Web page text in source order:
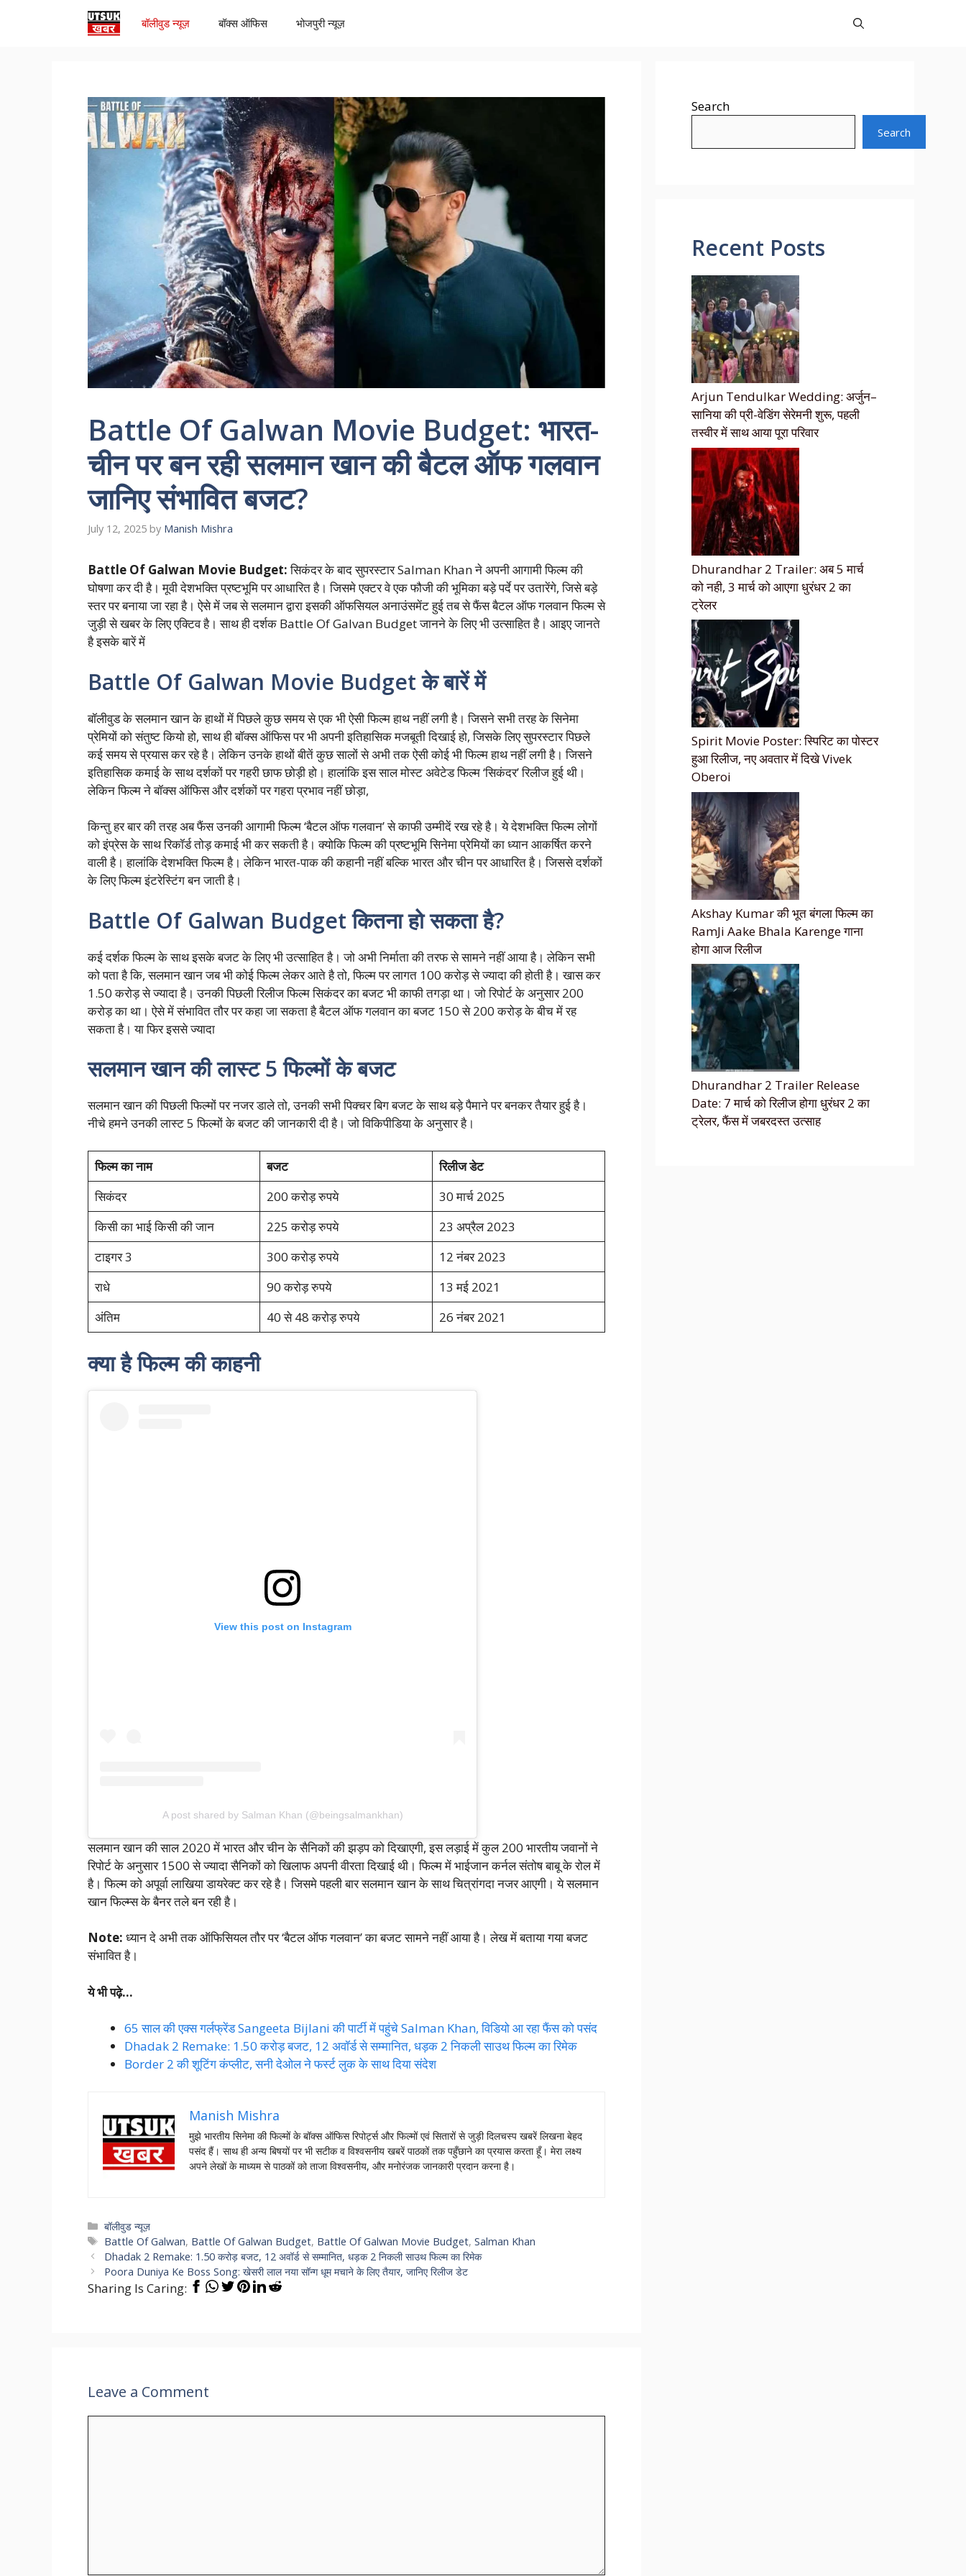
बॉलीवुड न्यूज़ बॉक्स ऑफिस भोजपुरी न्यूज़
Battle Of Galwan Movie Budget: भारत-
चीन पर बन रही सलमान खान की बैटल ऑफ गलवान
जानिए संभावित बजट?
July 12, 2025 by Manish Mishra
Battle Of Galwan Movie Budget:सिकंदर के बाद सुपरस्टार Salman Khan ने अपनी आगामी फिल्म की
घोषणा कर दी है। मूवी देशभक्ति प्रष्टभूमि पर आधारित है। जिसमे एक्टर वे एक फौजी की भूमिका बड़े पर्दे पर उतारेंगे, जिसे बड़े
स्तर पर बनाया जा रहा है। ऐसे में जब से सलमान द्वारा इसकी ऑफसियल अनाउंसमेंट हुई तब से फैंस बैटल ऑफ गलवान फिल्म से
जुड़ी से खबर के लिए एक्टिव है। साथ ही दर्शक Battle Of Galvan Budget जानने के लिए भी उत्साहित है। आइए जानते
है इसके बारें में
Battle Of Galwan Movie Budget के बारें में
बॉलीवुड के सलमान खान के हाथों में पिछले कुछ समय से एक भी ऐसी फिल्म हाथ नहीं लगी है। जिसने सभी तरह के सिनेमा
प्रेमियों को संतुष्ट कियो हो, साथ ही बॉक्स ऑफिस पर भी अपनी इतिहासिक मजबूती दिखाई हो, जिसके लिए सुपरस्टार पिछले
कई समय से प्रयास कर रहे है। लेकिन उनके हाथों बीतें कुछ सालों से अभी तक ऐसी कोई भी फिल्म हाथ नहीं लगी है। जिसने
इतिहासिक कमाई के साथ दर्शकों पर गहरी छाफ छोड़ी हो। हालांकि इस साल मोस्ट अवेटेड फिल्म ‘सिकंदर’ रिलीज हुई थी।
लेकिन फिल्म ने बॉक्स ऑफिस और दर्शकों पर गहरा प्रभाव नहीं छोड़ा,
किन्तु हर बार की तरह अब फैंस उनकी आगामी फिल्म ‘बैटल ऑफ गलवान’ से काफी उम्मीदें रख रहे है। ये देशभक्ति फिल्म लोगों
को इंप्रेस के साथ रिकॉर्ड तोड़ कमाई भी कर सकती है। क्योकि फिल्म की प्रष्टभूमि सिनेमा प्रेमियों का ध्यान आकर्षित करने
वाली है। हालांकि देशभक्ति फिल्म है। लेकिन भारत-पाक की कहानी नहीं बल्कि भारत और चीन पर आधारित है। जिससे दर्शकों
के लिए फिल्म इंटरेस्टिंग बन जाती है।
Battle Of Galwan Budget कितना हो सकता है?
कई दर्शक फिल्म के साथ इसके बजट के लिए भी उत्साहित है। जो अभी निर्माता की तरफ से सामने नहीं आया है। लेकिन सभी
को पता है कि, सलमान खान जब भी कोई फिल्म लेकर आते है तो, फिल्म पर लागत 100 करोड़ से ज्यादा की होती है। खास कर
1.50 करोड़ से ज्यादा है। उनकी पिछली रिलीज फिल्म सिकंदर का बजट भी काफी तगड़ा था। जो रिपोर्ट के अनुसार 200
करोड़ का था। ऐसे में संभावित तौर पर कहा जा सकता है बैटल ऑफ गलवान का बजट 150 से 200 करोड़ के बीच में रह
सकता है। या फिर इससे ज्यादा
सलमान खान की लास्ट 5 फिल्मों के बजट
सलमान खान की पिछली फिल्मों पर नजर डाले तो, उनकी सभी पिक्चर बिग बजट के साथ बड़े पैमाने पर बनकर तैयार हुई है।
नीचे हमने उनकी लास्ट 5 फिल्मों के बजट की जानकारी दी है। जो विकिपीडिया के अनुसार है।
फिल्म का नाम बजट
रिलीज डेट
सिकंदर
200 करोड़ रुपये
30 मार्च 2025
किसी का भाई किसी की जान
225 करोड़ रुपये
23 अप्रैल 2023
टाइगर 3
300 करोड़ रुपये
12 नंबर 2023
राधे
90 करोड़ रुपये
13 मई 2021
अंतिम
40 से 48 करोड़ रुपये 26 नंबर 2021
क्या है फिल्म की काहनी
View this post on Instagram
A post shared by Salman Khan (@beingsalmankhan)
सलमान खान की साल 2020 में भारत और चीन के सैनिकों की झड़प को दिखाएगी, इस लड़ाई में कुल 200 भारतीय जवानों ने
रिपोर्ट के अनुसार 1500 से ज्यादा सैनिकों को खिलाफ अपनी वीरता दिखाई थी। फिल्म में भाईजान कर्नल संतोष बाबू के रोल में
है। फिल्म को अपूर्वा लाखिया डायरेक्ट कर रहे है। जिसमे पहली बार सलमान खान के साथ चित्रांगदा नजर आएगी। ये सलमान
खान फिल्म्स के बैनर तले बन रही है।
Note: ध्यान दे अभी तक ऑफिसियल तौर पर ‘बैटल ऑफ गलवान’ का बजट सामने नहीं आया है। लेख में बताया गया बजट
संभावित है।
ये भी पढ़े…
65 साल की एक्स गर्लफ्रेंड Sangeeta Bijlani की पार्टी में पहुंचे Salman Khan, विडियो आ रहा फैंस को पसंद
Dhadak 2 Remake: 1.50 करोड़ बजट, 12 अवॉर्ड से सम्मानित, धड़क 2 निकली साउथ फिल्म का रिमेक
Border 2 की शूटिंग कंप्लीट, सनी देओल ने फर्स्ट लुक के साथ दिया संदेश
Manish Mishra
मुझे भारतीय सिनेमा की फिल्मों के बॉक्स ऑफिस रिपोर्ट्स और फिल्मों एवं सितारों से जुड़ी दिलचस्प खबरें लिखना बेहद
पसंद हैं। साथ ही अन्य बिषयों पर भी सटीक व विश्वसनीय खबरें पाठकों तक पहुँछाने का प्रयास करता हूँ। मेरा लक्ष्य
अपने लेखों के माध्यम से पाठकों को ताजा विश्वसनीय, और मनोरंजक जानकारी प्रदान करना है।
Categories
बॉलीवुड न्यूज़
Tags
Battle Of Galwan, Battle Of Galwan Budget, Battle Of Galwan Movie Budget,Salman Khan
Dhadak 2 Remake: 1.50 करोड़ बजट, 12 अवॉर्ड से सम्मानित, धड़क 2 निकली साउथ फिल्म का रिमेक
Poora Duniya Ke Boss Song: खेसरी लाल नया सॉन्ग धूम मचाने के लिए तैयार, जानिए रिलीज डेट
Sharing Is Caring:
Leave a Comment
Search
Search
Recent Posts
Arjun Tendulkar Wedding: अर्जुन–
सानिया की प्री-वेडिंग सेरेमनी शुरू, पहली
तस्वीर में साथ आया पूरा परिवार
Dhurandhar 2 Trailer: अब 5 मार्च
को नही, 3 मार्च को आएगा धुरंधर 2 का
ट्रेलर
Spirit Movie Poster: स्पिरिट का पोस्टर
हुआ रिलीज, नए अवतार में दिखे Vivek
Oberoi
Akshay Kumar की भूत बंगला फिल्म का
RamJi Aake Bhala Karenge गाना
होगा आज रिलीज
Dhurandhar 2 Trailer Release
Date: 7 मार्च को रिलीज होगा धुरंधर 2 का
ट्रेलर, फैंस में जबरदस्त उत्साह